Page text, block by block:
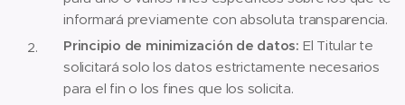
informará previamente con absoluta transparencia.
Principio de minimización de datos: El Titular te
solicitará solo los datos estrictamente necesarios
para el fin o los fines que los solicita.